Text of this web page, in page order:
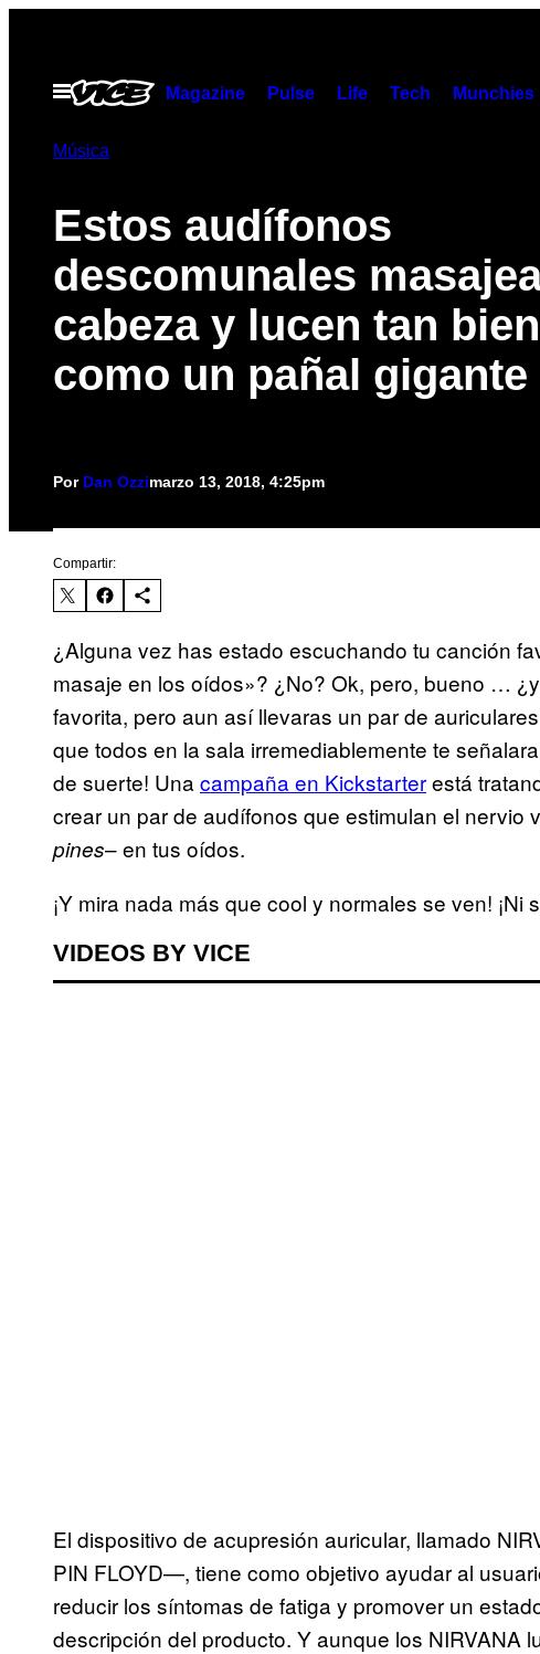
contenido
Abrir
Menú
Magazine Pulse Life Tech Munchies
Música
Estos audífonos
descomunales
cabeza y lucen tan bien
como un pañal gigante
Por Dan Ozzimarzo 13, 2018, 4:25pm
Compartir:
¿Alguna vez has estado escuchando tu canción
masaje en los oídos»? ¿No? Ok, pero, bueno …
favorita, pero aun así llevaras un par de
que todos en la sala irremediablemente te
de suerte! Una campaña en Kickstarterestá
crear un par de audífonos que estimulan el nervio
pines– en tus oídos.
¡Y mira nada más que cool y normales se ven!
VIDEOS BY VICE
El dispositivo de acupresión auricular, llamado
PIN FLOYD—, tiene como objetivo ayudar al
reducir los síntomas de fatiga y promover un
descripción del producto. Y aunque los NIRVANA